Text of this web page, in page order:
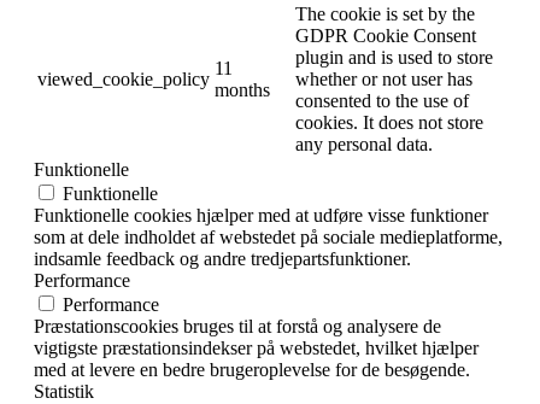
viewed_cookie_policy
11
months
The cookie is set by the
GDPR Cookie Consent
plugin and is used to store
whether or not user has
consented to the use of
cookies. It does not store
any personal data.
Funktionelle
Funktionelle
Funktionelle cookies hjælper med at udføre visse funktioner
som at dele indholdet af webstedet på sociale medieplatforme,
indsamle feedback og andre tredjepartsfunktioner.
Performance
Performance
Præstationscookies bruges til at forstå og analysere de
vigtigste præstationsindekser på webstedet, hvilket hjælper
med at levere en bedre brugeroplevelse for de besøgende.
Statistik